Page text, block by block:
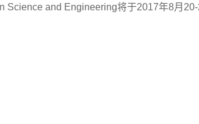
Science and Engineering将于2017年8月